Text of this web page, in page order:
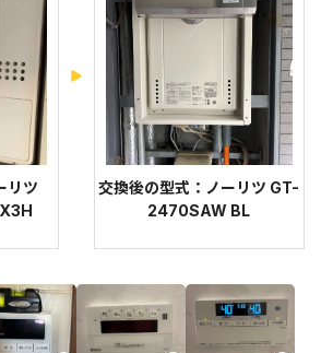
リツ
交換後の型式：ノーリツ GT-
2470SAW BL